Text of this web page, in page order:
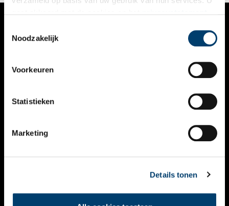
Noodzakelijk
Voorkeuren
Statistieken
Marketing
Details tonen
VERHALEN
KALENDER
THEMA’S
VIDEO’S
CONTACT